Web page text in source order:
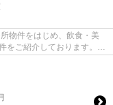
物件をはじめ、飲食・美
をご紹介しております。